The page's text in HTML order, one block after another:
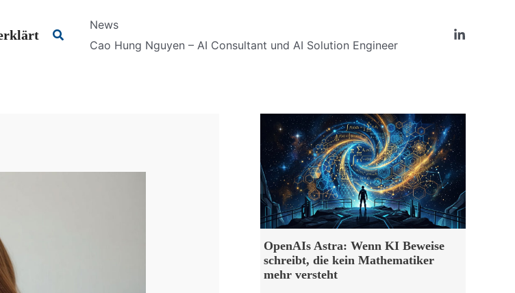
Suchen
News
Cao Hung Nguyen – AI Consultant und AI Solution Engineer
OpenAIs Astra: Wenn KI Beweise
schreibt, die kein Mathematiker
mehr versteht